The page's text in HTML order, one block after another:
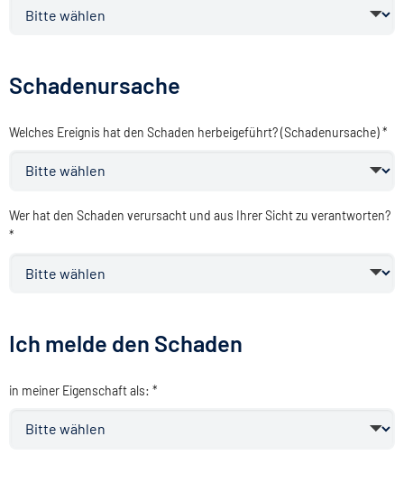
Schadenursache
Welches Ereignis hat den Schaden herbeigeführt? (Schadenursache) *
Wer hat den Schaden verursacht und aus Ihrer Sicht zu verantworten?
*
Ich melde den Schaden
in meiner Eigenschaft als: *